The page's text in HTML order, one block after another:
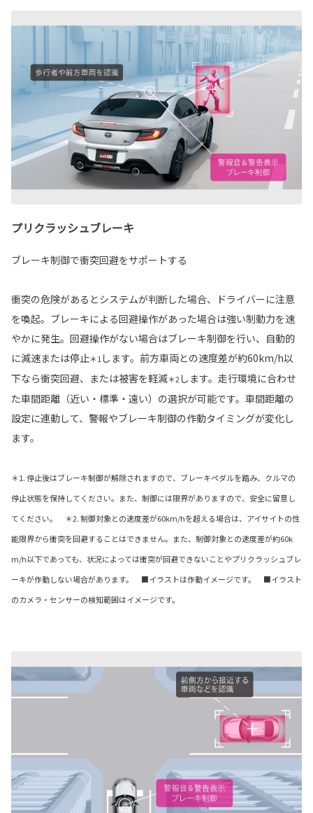
プリクラッシュブレーキ
ブレーキ制御で衝突回避をサポートする
衝突の危険があるとシステムが判断した場合、ドライバーに注意
を喚起。ブレーキによる回避操作があった場合は強い制動力を速
やかに発生。回避操作がない場合はブレーキ制御を行い、自動的
に減速または停止＊1 します。前方車両との速度差が約60km/h以
下なら衝突回避、または被害を軽減＊2 します。走行環境に合わせ
た車間距離（近い・標準・遠い）の選択が可能です。車間距離の
設定に連動して、警報やブレーキ制御の作動タイミングが変化し
ます。
＊1. 停止後はブレーキ制御が解除されますので、ブレーキペダルを踏み、クルマの
停止状態を保持してください。また、制御には限界がありますので、安全に留意し
てください。 ＊2. 制御対象との速度差が60km/hを超える場合は、アイサイトの性
能限界から衝突を回避することはできません。また、制御対象との速度差が約60k
m/h以下であっても、状況によっては衝突が回避できないことやプリクラッシュブレ
ーキが作動しない場合があります。 ■イラストは作動イメージです。 ■イラスト
のカメラ・センサーの検知範囲はイメージです。